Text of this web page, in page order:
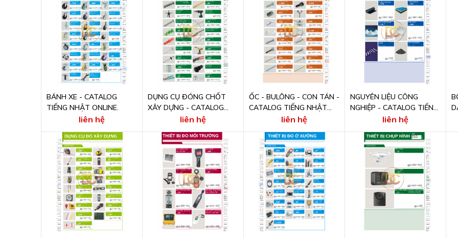
BÁNH XE - CATALOG
TIẾNG NHẬT ONLINE.
liên hệ
DỤNG CỤ ĐÓNG CHỐT
XÂY DỰNG - CATALOG
TIẾNG NHẬT ONLINE
liên hệ
ỐC - BULÔNG - CON TÁN -
CATALOG TIẾNG NHẬT
liên hệ
NGUYÊN LIỆU CÔNG
NGHIỆP - CATALOG TIẾNG
NHẬT ONLINEliên hệ